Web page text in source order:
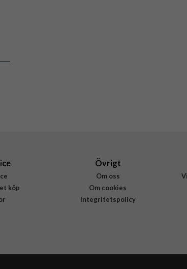
köp
Övrigt
Om oss
Om cookies
Integritetspolicy